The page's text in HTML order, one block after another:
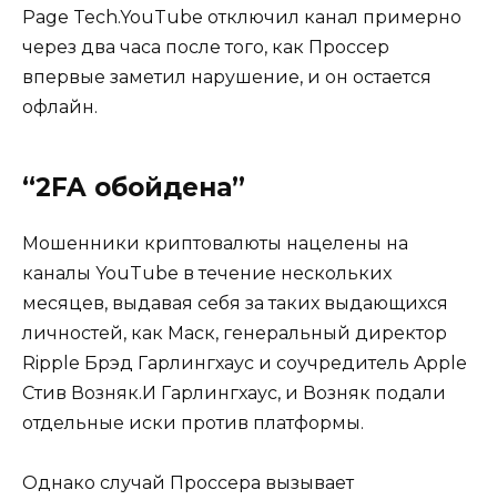
Page Tech.YouTube отключил канал примерно
через два часа после того, как Проссер
впервые заметил нарушение, и он остается
офлайн.
“2FA обойдена”
Мошенники криптовалюты нацелены на
каналы YouTube в течение нескольких
месяцев, выдавая себя за таких выдающихся
личностей, как Маск, генеральный директор
Ripple Брэд Гарлингхаус и соучредитель Apple
Стив Возняк.И Гарлингхаус, и Возняк подали
отдельные иски против платформы.
Однако случай Проссера вызывает